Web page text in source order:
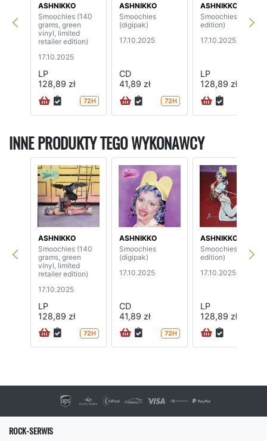
ASHNIKKO
Smoochies (140
grams, green
vinyl, limited
retailer edition)
17.10.2025
LP
128,89 zł
72H
ASHNIKKO
Smoochies
(digipak)
17.10.2025
CD
41,89 zł
72H
ASHNIKKO
Smoochies (indie
edition)
17.10.2025
LP
128,89 zł
INNE PRODUKTY TEGO WYKONAWCY
ASHNIKKO
Smoochies (140
grams, green
vinyl, limited
retailer edition)
17.10.2025
LP
128,89 zł
72H
ASHNIKKO
Smoochies
(digipak)
17.10.2025
CD
41,89 zł
72H
ASHNIKKO
Smoochies (indie
edition)
17.10.2025
LP
128,89 zł
ROCK-SERWIS